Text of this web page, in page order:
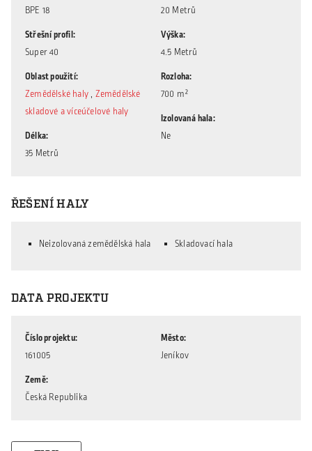
BPE 18
Střešní profil
Super 40
Oblast použití
Zemědělské haly , Zemědělské
skladové a víceúčelové haly
Délka
35 Metrů
20 Metrů
Výška
4.5 Metrů
Rozloha
700 m²
Izolovaná hala
Ne
ŘEŠENÍ HALY
Neizolovaná zemědělská hala Skladovací hala
DATA PROJEKTU
Číslo projektu
161005
Země
Česká Republika
Město
Jeníkov